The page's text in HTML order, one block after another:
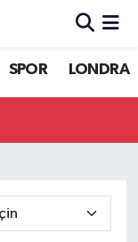
SPOR LONDRA